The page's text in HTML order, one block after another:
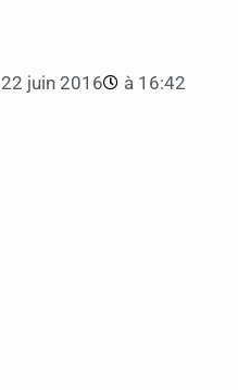
22 juin 2016 à 16:42